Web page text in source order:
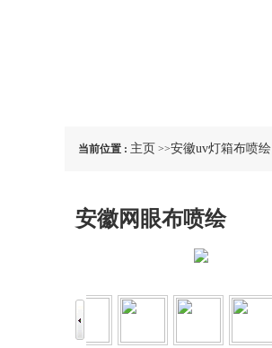
当前位置 : 主页 >>安徽uv灯箱布喷绘
安徽网眼布喷绘